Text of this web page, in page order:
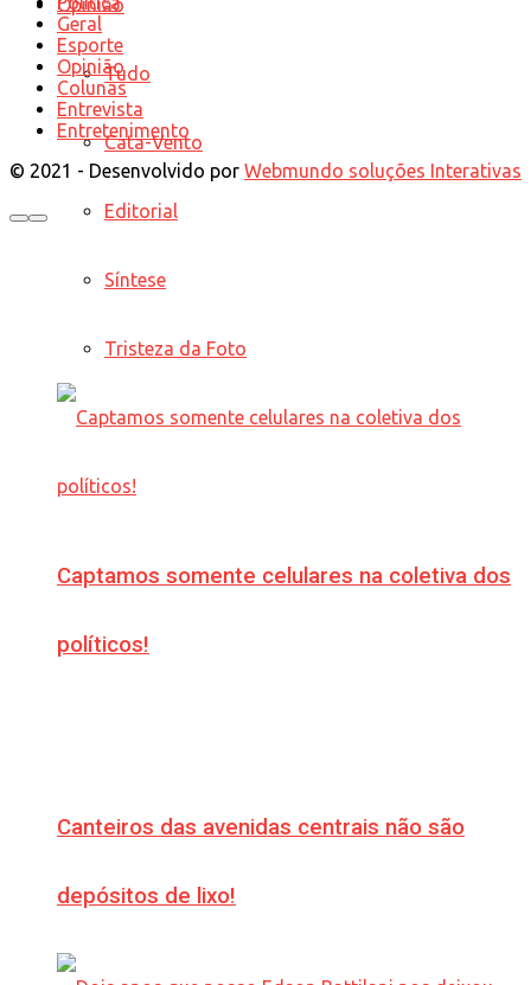
Opinião
Tudo
Cata-Vento
Editorial
Síntese
Tristeza da Foto
Captamos somente celulares na coletiva dos
políticos!
Canteiros das avenidas centrais não são
depósitos de lixo!
Geral
Esporte
Opinião
Colunas
Entrevista
Entretenimento
© 2021 - Desenvolvido por Webmundo soluções Interativas